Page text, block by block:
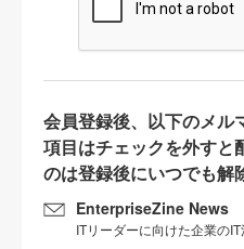
会員登録後、以下のメル
項目はチェックを外すと
のは登録後にいつでも解
EnterpriseZine News
ITリーダーに向けた企業の